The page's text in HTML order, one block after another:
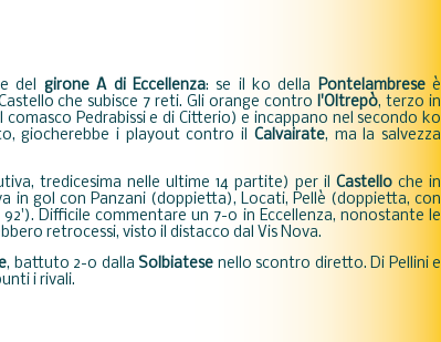
del girone A di Eccellenza: se il ko della Pontelambreseè
che subisce 7 reti. Gli orange control'Oltrepò, terzo in
Pedrabissi e di Citterio) e incappano nel secondo ko
giocherebbe i playout contro il Calvairate, ma la salvezza
tredicesima nelle ultime 14 partite) per il Castello che in
in gol con Panzani (doppietta), Locati, Pellè (doppietta, con
Difficile commentare un 7-0 in Eccellenza, nonostante le
retrocessi, visto il distacco dal Vis Nova.
, battuto 2-0 dallaSolbiatese nello scontro diretto. Di Pellini e
i rivali.